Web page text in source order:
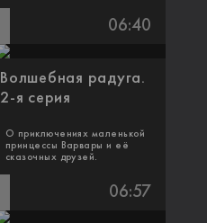
06:40
Волшебная радуга.
2-я серия
О приключениях маленькой
принцессы Варвары и её
сказочных друзей.
06:57